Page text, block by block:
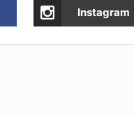
Instagram